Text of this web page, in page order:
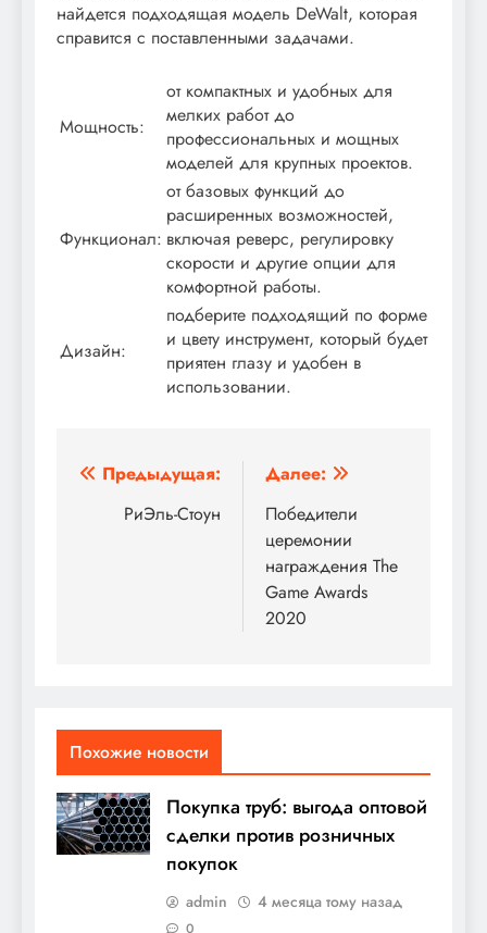
найдется подходящая модель DeWalt, которая
справится с поставленными задачами.
Мощность:
от компактных и удобных для
мелких работ до
профессиональных и мощных
моделей для крупных проектов.
Функционал:
от базовых функций до
расширенных возможностей,
включая реверс, регулировку
скорости и другие опции для
комфортной работы.
Дизайн:
подберите подходящий по форме
и цвету инструмент, который будет
приятен глазу и удобен в
использовании.
Навигация
Предыдущая:
РиЭль-Стоун
Далее:
Победители
церемонии
награждения The
Game Awards
2020
Похожие новости
Покупка труб: выгода оптовой
сделки против розничных
покупок
admin 4 месяца тому назад
0